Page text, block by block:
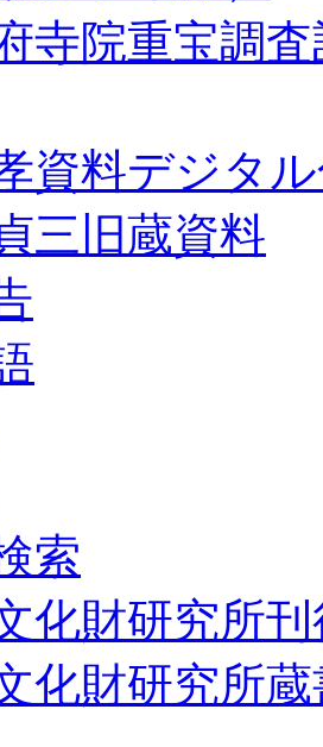
寺院重宝調
資料デジタ
三旧蔵資料
索
化財研究所
化財研究所